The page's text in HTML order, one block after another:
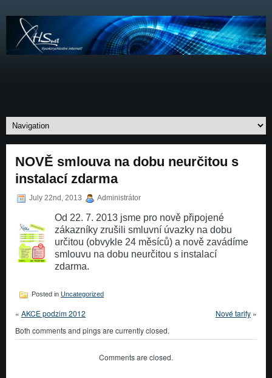
NOVĚ smlouva na dobu neurčitou s
instalací zdarma
July 22nd, 2013 Administrátor
Od 22. 7. 2013 jsme pro nově připojené
zákazníky zrušili smluvní úvazky na dobu
určitou (obvykle 24 měsíců) a nově zavádíme
smlouvu na dobu neurčitou s instalací
zdarma.
Posted in Uncategorized
« AKCE podzim 2012 Nové tarify »
Both comments and pings are currently closed.
Comments are closed.